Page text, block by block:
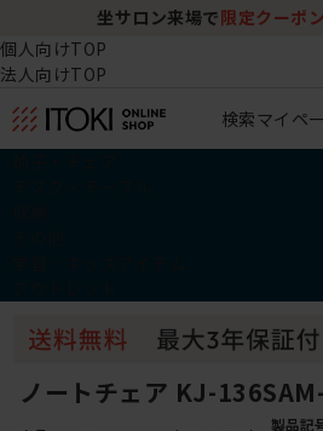
坐サロン来場で 限定クーポン
個人向けTOP
法人向けTOP
検索マイペ
ノートチェア KJ-
製品記